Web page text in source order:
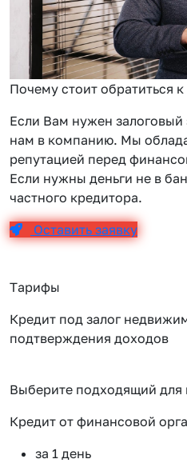
Почему стоит обратиться
Если Вам нужен залоговый
нам в компанию. Мы
репутацией перед
Если нужны деньги не в
частного кредитора.
Оставить заявку
Тарифы
Кредит под залог
подтверждения доходов
Выберите подходящий для
Кредит от финансовой
за 1 день